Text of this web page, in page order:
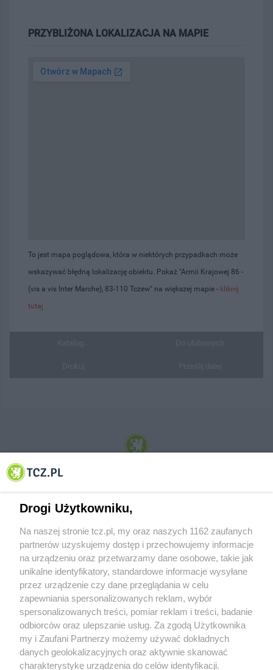
PRZYBLIŻONA LOKALIZACJA NA MAPIE
To jest mapa poglądowa, która w niektórych przypadkach może
wskazywać błędną lokalizację obiektu. Pokaż "Armii Krajowej 86 -
(vis a vis Inter Marche), 83-110 Tczew" na większej mapie - kliknij
tutaj
© 2001-2026 Tczew - TCZ.PL Sp. z o.o. Internetowy Serwis Informacyjny Miasta
O FIRMIE POLITYKA PRYWATNOŚCI HOSTING
REKLAMA WSPÓŁPRACA RSS FACEBOOK KONTAKT
Nasze serwisy
Drogi Użytkowniku,
Na naszej stronie tcz.pl, my oraz naszych 1162 zaufanych
partnerów uzyskujemy dostęp i przechowujemy informacje
na urządzeniu oraz przetwarzamy dane osobowe, takie jak
unikalne identyfikatory, standardowe informacje wysyłane
przez urządzenie czy dane przeglądania w celu
zapewniania spersonalizowanych reklam, wybór
spersonalizowanych treści, pomiar reklam i treści, badanie
odbiorców oraz ulepszanie usług. Za zgodą Użytkownika
my i Zaufani Partnerzy możemy używać dokładnych
danych geolokalizacyjnych oraz aktywnie skanować
charakterystykę urządzenia do celów identyfikacji.